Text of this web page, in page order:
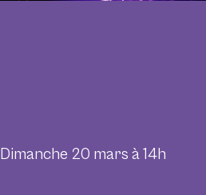
Dimanche 20 mars à 14h